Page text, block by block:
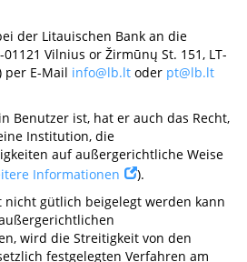
der Litauischen Bank an die
Vilnius or Žirmūnų St. 151, LT-
per E-Mail info@lb.lt oder pt@lb.lt
Benutzer ist, hat er auch das Recht,
Institution, die
auf außergerichtliche Weise
Informationen
).
nicht gütlich beigelegt werden kann
wird die Streitigkeit von den
festgelegten Verfahren am